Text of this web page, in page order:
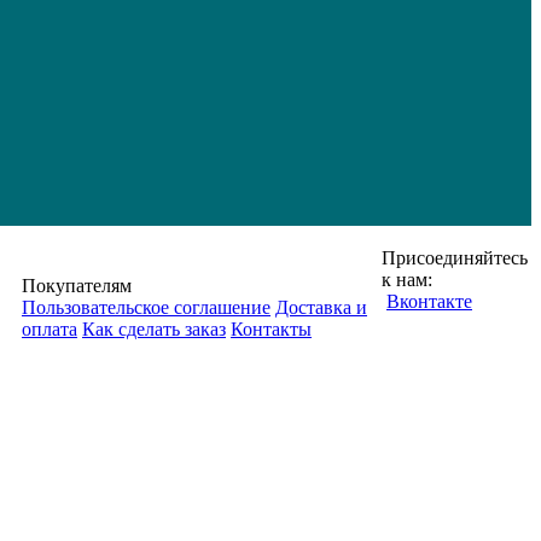
Покупателям
Пользовательское соглашение Доставка и
оплата Как сделать заказ Контакты
Присоединяйтесь
к нам:
Вконтакте